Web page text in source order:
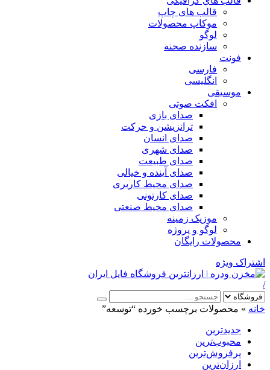
قالب های چاپ
موکاپ محصولات
لوگو
سازنده صحنه
فونت
فارسی
انگلیسی
موسیقی
افکت صوتی
صدای بازی
ترانزیشن و حرکت
صدای انسان
صدای شهری
صدای طبیعت
صدای آینده و خیالی
صدای محیط کاربری
صدای کارتونی
صدای محیط صنعتی
موزیک زمینه
لوگو و پروژه
محصولات رایگان
اشتراک ویژه
/
خانه » محصولات برچسب خورده “توسعه”
جدیدترین
محبوب‌ترین
پرفروش‌ترین
ارزان‌ترین